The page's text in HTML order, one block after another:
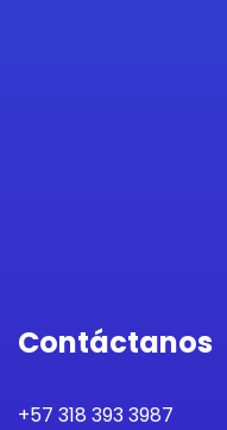
Contáctanos
+57 318 393 3987